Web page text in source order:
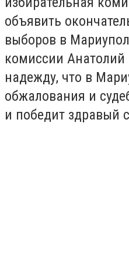
объявить
выборов в
комиссии
надежду, что в
обжалования и
и победит здравый